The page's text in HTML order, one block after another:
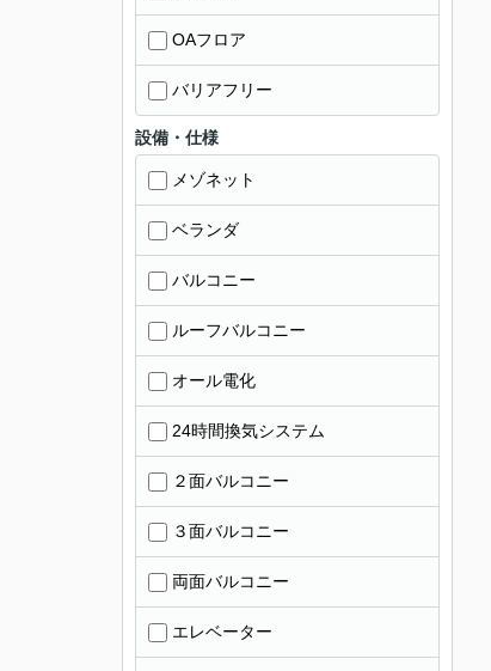
OAフロア
バリアフリー
設備・仕様
メゾネット
ベランダ
バルコニー
ルーフバルコニー
オール電化
24時間換気システム
２面バルコニー
３面バルコニー
両面バルコニー
エレベーター